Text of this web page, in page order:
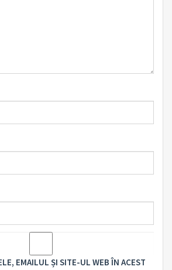
EMAILUL ȘI SITE-UL WEB ÎN ACEST